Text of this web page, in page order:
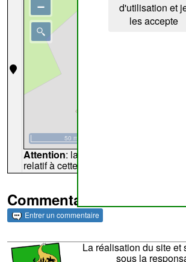
d'utilisation et
les accepte
50 m
−
Attention: la carte peut ne pas
relatif à cette archive
Commentaires et archives
Entrer un commentaire
La réalisation du site et
sous la